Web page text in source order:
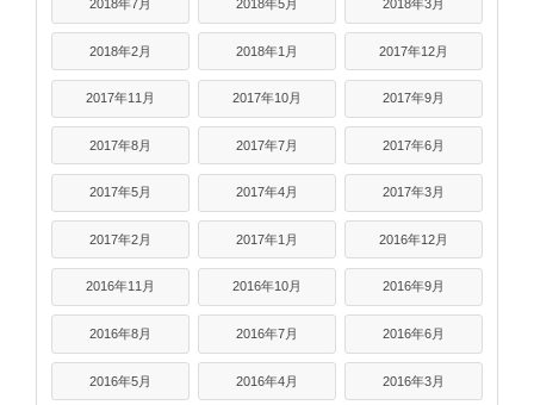
2018年7月 2018年5月 2018年3月
2018年2月 2018年1月 2017年12月
2017年11月 2017年10月 2017年9月
2017年8月 2017年7月 2017年6月
2017年5月 2017年4月 2017年3月
2017年2月 2017年1月 2016年12月
2016年11月 2016年10月 2016年9月
2016年8月 2016年7月 2016年6月
2016年5月 2016年4月 2016年3月